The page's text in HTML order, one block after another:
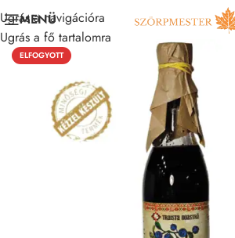
Ugrás a navigációra
Ugrás a fő tartalomra
MENÜ
ELFOGYOTT